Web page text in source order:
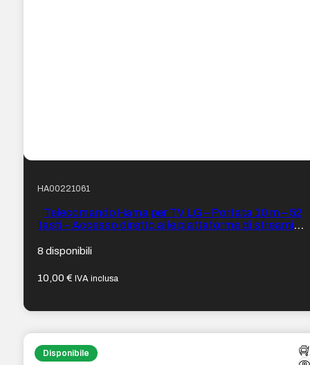
HA00221061
Telecomando Hama per TV LG – Portata 10 m – 52
tasti – Accesso diretto alle piattaforme di streaming
8 disponibili
10,00€ IVA inclusa
Disponibile